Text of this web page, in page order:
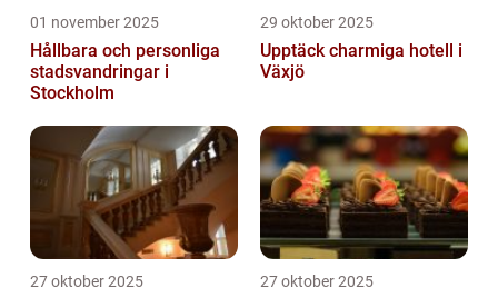
01 november 2025
Hållbara och personliga
stadsvandringar i
Stockholm
29 oktober 2025
Upptäck charmiga hotell i
Växjö
27 oktober 2025 27 oktober 2025